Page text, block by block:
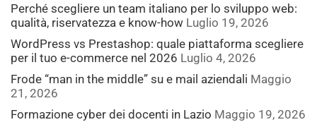
Perché scegliere un team italiano per lo sviluppo web:
qualità, riservatezza e know-how Luglio 19, 2026
WordPress vs Prestashop: quale piattaforma scegliere
per il tuo e-commerce nel 2026 Luglio 4, 2026
Frode “man in the middle” su e mail aziendali Maggio
21, 2026
Formazione cyber dei docenti in Lazio Maggio 19, 2026